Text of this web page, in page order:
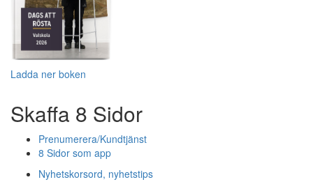
Ladda ner boken
Skaffa 8 Sidor
Prenumerera/Kundtjänst
8 Sidor som app
Nyhetskorsord, nyhetstips